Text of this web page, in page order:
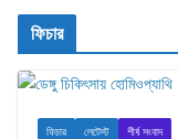
ফিচার
ফিচার লেটেস্ট শীর্ষ সংবাদ